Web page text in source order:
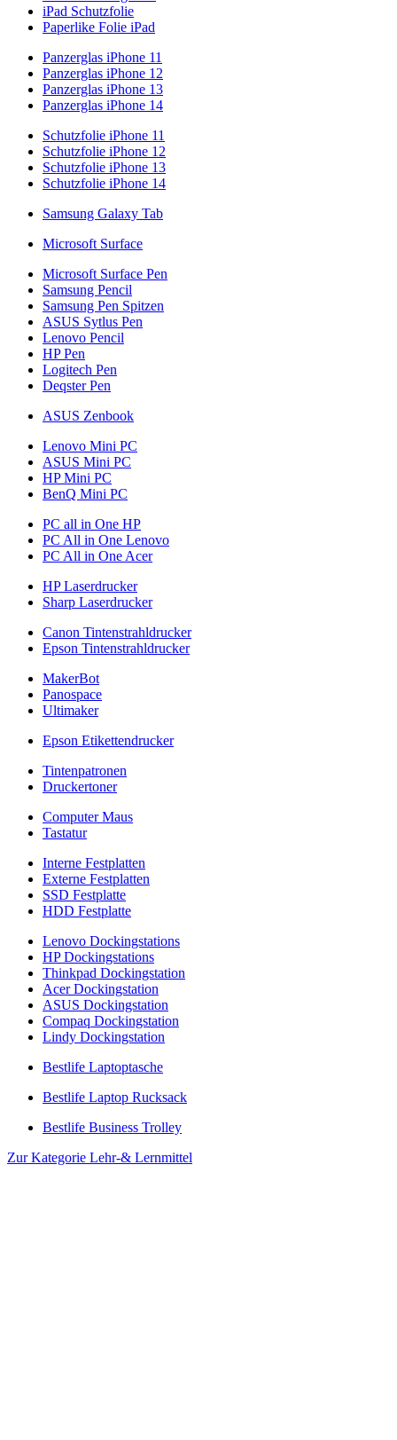
iPad Schutzfolie
Paperlike Folie iPad
Panzerglas iPhone 11
Panzerglas iPhone 12
Panzerglas iPhone 13
Panzerglas iPhone 14
Schutzfolie iPhone 11
Schutzfolie iPhone 12
Schutzfolie iPhone 13
Schutzfolie iPhone 14
Samsung Galaxy Tab
Microsoft Surface
Microsoft Surface Pen
Samsung Pencil
Samsung Pen Spitzen
ASUS Sytlus Pen
Lenovo Pencil
HP Pen
Logitech Pen
Deqster Pen
ASUS Zenbook
Lenovo Mini PC
ASUS Mini PC
HP Mini PC
BenQ Mini PC
PC all in One HP
PC All in One Lenovo
PC All in One Acer
HP Laserdrucker
Sharp Laserdrucker
Canon Tintenstrahldrucker
Epson Tintenstrahldrucker
MakerBot
Panospace
Ultimaker
Epson Etikettendrucker
Tintenpatronen
Druckertoner
Computer Maus
Tastatur
Interne Festplatten
Externe Festplatten
SSD Festplatte
HDD Festplatte
Lenovo Dockingstations
HP Dockingstations
Thinkpad Dockingstation
Acer Dockingstation
ASUS Dockingstation
Compaq Dockingstation
Lindy Dockingstation
Bestlife Laptoptasche
Bestlife Laptop Rucksack
Bestlife Business Trolley
Zur Kategorie Lehr-& Lernmittel